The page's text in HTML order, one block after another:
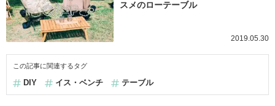
スメのローテーブル
2019.05.30
この記事に関連するタグ
DIY イス・ベンチ テーブル